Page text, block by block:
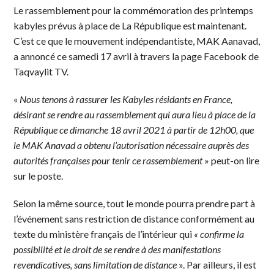
Le rassemblement pour la commémoration des printemps
kabyles prévus à place de La République est maintenant.
C’est ce que le mouvement indépendantiste, MAK Aanavad,
a annoncé ce samedi 17 avril à travers la page Facebook de
Taqvaylit TV.
« Nous tenons à rassurer les Kabyles résidants en France,
désirant se rendre au rassemblement qui aura lieu à place de la
République ce dimanche 18 avril 2021 à partir de 12h00, que
le MAK Anavad a obtenu l’autorisation nécessaire auprès des
autorités françaises pour tenir ce rassemblement» peut-on lire
sur le poste.
Selon la même source, tout le monde pourra prendre part à
l’événement sans restriction de distance conformément au
texte du ministère français de l’intérieur qui « confirme la
possibilité et le droit de se rendre à des manifestations
revendicatives, sans limitation de distance ». Par ailleurs, il est